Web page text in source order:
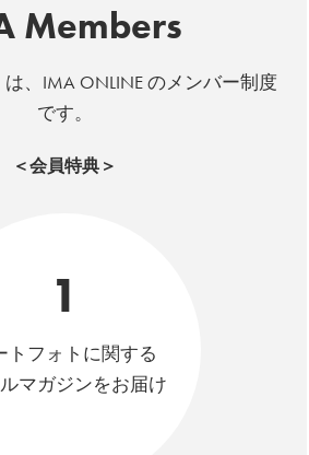
Members
は、IMA ONLINE のメンバー制度
です。
＜会員特典＞
1
トフォトに関する
マガジンをお届け